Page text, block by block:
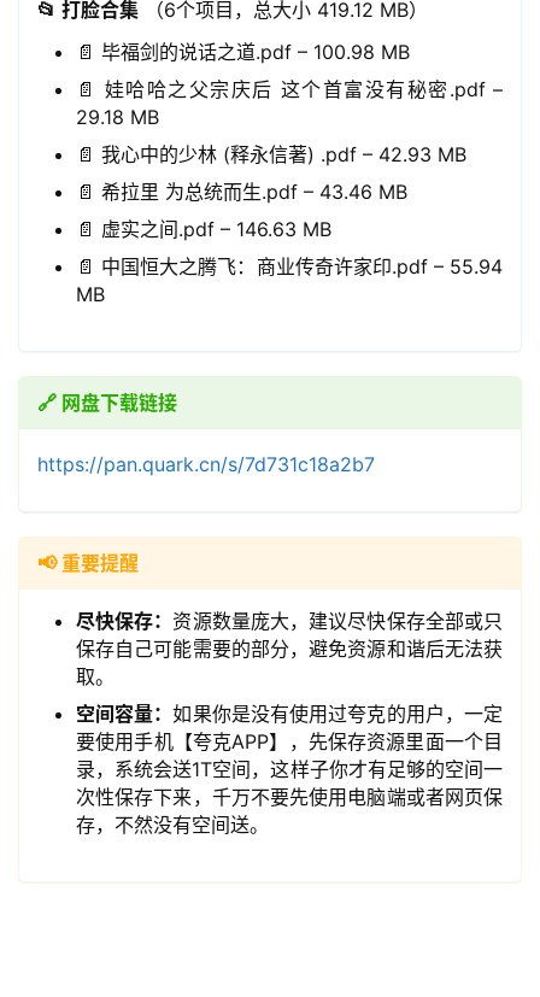
领
📂 打脸合集 （6个项目，总大小 419.12 MB）
📄 毕福剑的说话之道.pdf – 100.98 MB
📄 娃哈哈之父宗庆后 这个首富没有秘密.pdf –
29.18 MB
📄 我心中的少林 (释永信著) .pdf – 42.93 MB
📄 希拉里 为总统而生.pdf – 43.46 MB
📄 虚实之间.pdf – 146.63 MB
📄 中国恒大之腾飞：商业传奇许家印.pdf – 55.94
MB
🔗 网盘下载链接
https://pan.quark.cn/s/7d731c18a2b7
📢 重要提醒
尽快保存： 资源数量庞大，建议尽快保存全部或只
保存自己可能需要的部分，避免资源和谐后无法获
取。
空间容量：如果你是没有使用过夸克的用户，一定
要使用手机【夸克APP】，先保存资源里面一个目
录，系统会送1T空间，这样子你才有足够的空间一
次性保存下来，千万不要先使用电脑端或者网页保
存，不然没有空间送。